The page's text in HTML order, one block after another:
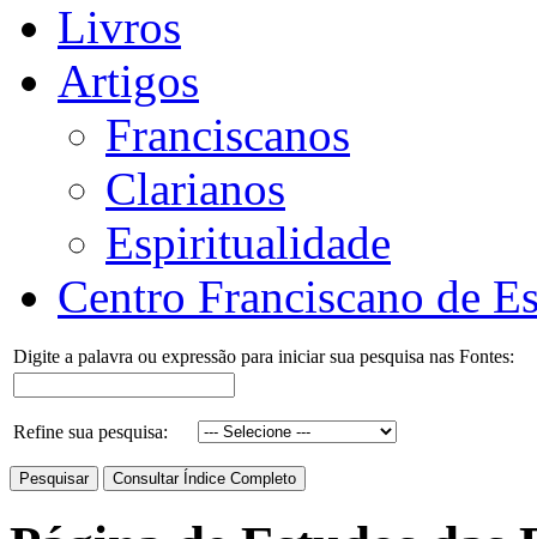
Livros
Artigos
Franciscanos
Clarianos
Espiritualidade
Centro Franciscano de
Digite a palavra ou expressão para iniciar sua pesquisa nas Fontes:
Refine sua pesquisa: